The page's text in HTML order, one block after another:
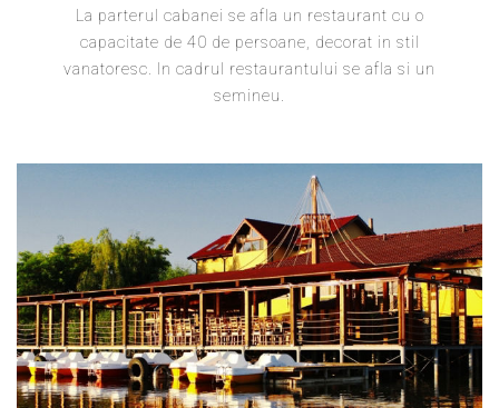
La parterul cabanei se afla un restaurant cu o
capacitate de 40 de persoane, decorat in stil
vanatoresc. In cadrul restaurantului se afla si un
semineu.